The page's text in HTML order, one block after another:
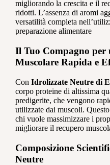
migliorando la crescita e il
ridotti. L’assenza di aromi
versatilità completa
preparazione alimentare
Il Tuo Compagno per
Muscolare Rapida e
Con Idrolizzate Neutre di
corpo proteine di altissima
predigerite, che vengono
utilizzate dai muscoli.
chi vuole massimizzare i
migliorare il recupero
Composizione
Neutre